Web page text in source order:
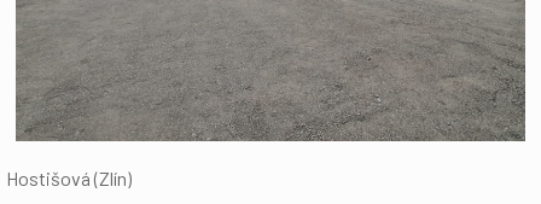
Hostišová (Zlín)